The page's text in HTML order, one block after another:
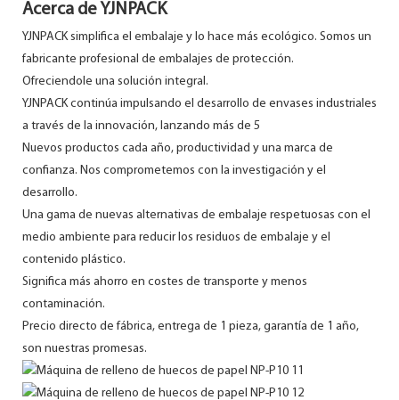
Acerca de YJNPACK
YJNPACK simplifica el embalaje y lo hace más ecológico. Somos un
fabricante profesional de embalajes de protección.
Ofreciendole una solución integral.
YJNPACK continúa impulsando el desarrollo de envases industriales
a través de la innovación, lanzando más de 5
Nuevos productos cada año, productividad y una marca de
confianza. Nos comprometemos con la investigación y el
desarrollo.
Una gama de nuevas alternativas de embalaje respetuosas con el
medio ambiente para reducir los residuos de embalaje y el
contenido plástico.
Significa más ahorro en costes de transporte y menos
contaminación.
Precio directo de fábrica, entrega de 1 pieza, garantía de 1 año,
son nuestras promesas.